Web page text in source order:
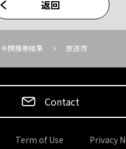
返回
卡牌搜尋結果 放逐市
Contact
Term of Use Privacy